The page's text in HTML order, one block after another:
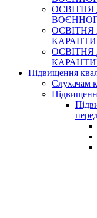
ОСВІТНЯ
ОСВІТНЯ
ОСВІТНЯ
Підвищення
Слухачам